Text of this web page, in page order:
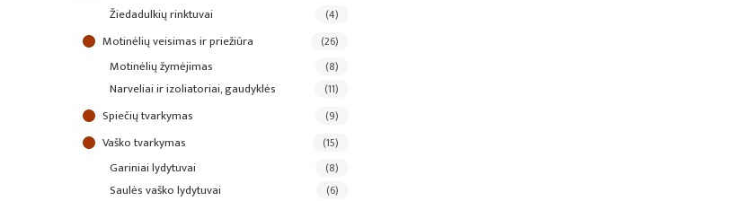
žiedadulkių rinktuvai (4)
motinėlių veisimas ir priežiūra (26)
motinėlių žymėjimas (8)
narveliai ir izoliatoriai, gaudyklės (11)
spiečių tvarkymas (9)
vaško tvarkymas (15)
gariniai lydytuvai (8)
saulės vaško lydytuvai (6)